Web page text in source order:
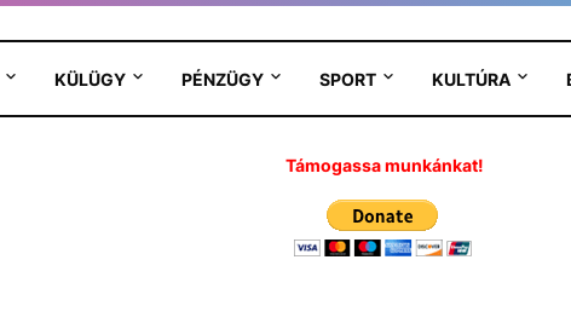
KÜLÜGY PÉNZÜGY SPORT KULTÚRA
Támogassa munkánkat!